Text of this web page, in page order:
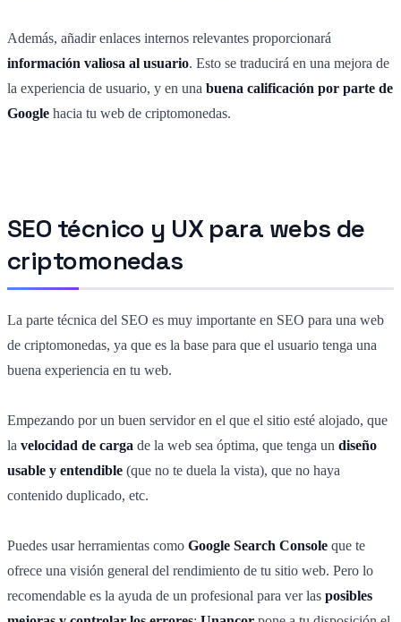
Además, añadir enlaces internos relevantes proporcionará
información valiosa al usuario. Esto se traducirá en una mejora de
la experiencia de usuario, y en una buena calificación por parte de
Google hacia tu web de criptomonedas.
SEO técnico y UX para webs de
criptomonedas
La parte técnica del SEO es muy importante en SEO para una web
de criptomonedas, ya que es la base para que el usuario tenga una
buena experiencia en tu web.
Empezando por un buen servidor en el que el sitio esté alojado, que
la velocidad de carga de la web sea óptima, que tenga un diseño
usable y entendible (que no te duela la vista), que no haya
contenido duplicado, etc.
Puedes usar herramientas como Google Search Console que te
ofrece una visión general del rendimiento de tu sitio web. Pero lo
recomendable es la ayuda de un profesional para ver las posibles